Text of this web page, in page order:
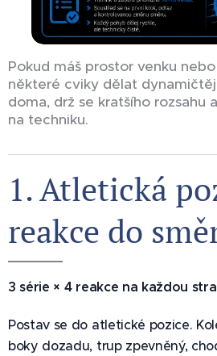
Pokud máš prostor venku
některé cviky dělat
doma, drž se kratšího rozsahu
na techniku.
1. Atletická
reakce do
3 série × 4 reakce na každou
Postav se do atletické pozice.
boky dozadu, trup zpevněný,